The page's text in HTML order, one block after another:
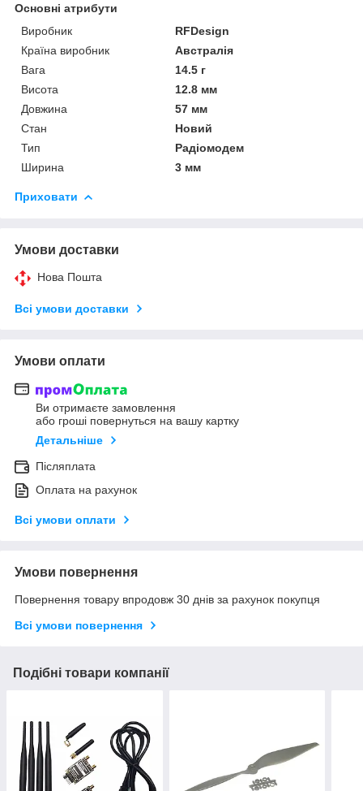
Основні атрибути
Виробник
RFDesign
Країна виробник
Австралія
Вага
14.5 г
Висота
12.8 мм
Довжина
57 мм
Стан
Новий
Тип
Радіомодем
Ширина
3 мм
Приховати
Умови доставки
Нова Пошта
Всі умови доставки
Умови оплати
Ви отримаєте замовлення
або гроші повернуться на вашу картку
Детальніше
Післяплата
Оплата на рахунок
Всі умови оплати
Умови повернення
Повернення товару впродовж 30 днів за рахунок покупця
Всі умови повернення
Подібні товари компанії